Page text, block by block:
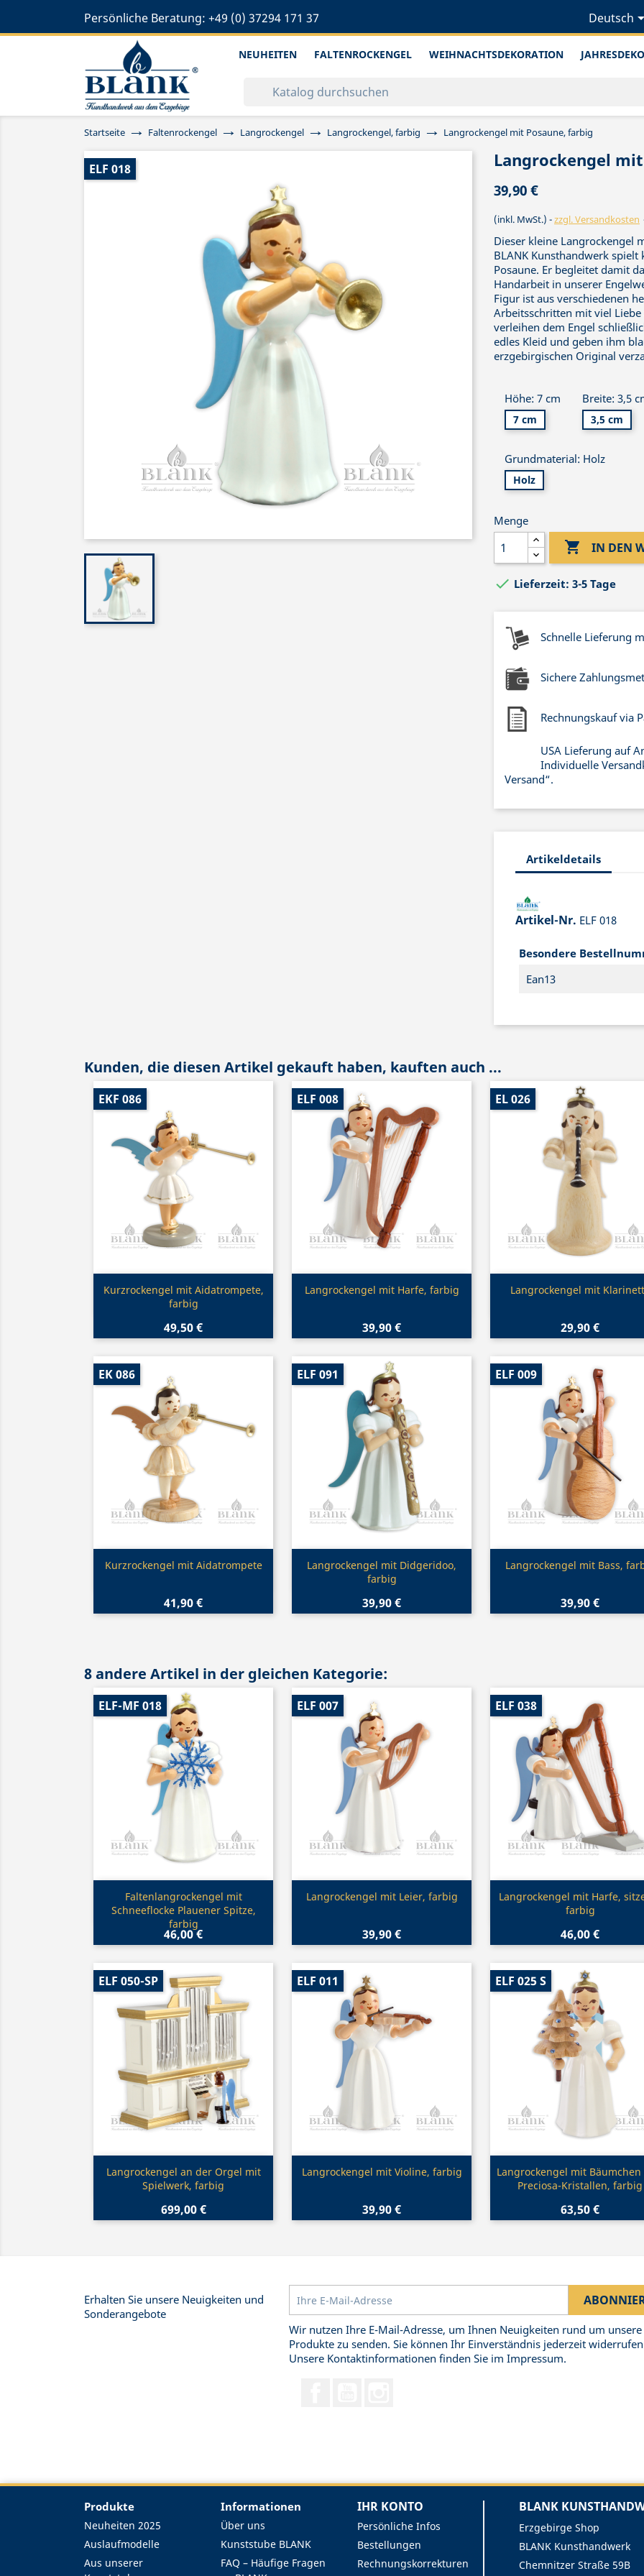
Persönliche Beratung: +49 (0) 37294 171 37 Deutsch
NEUHEITEN FALTENROCKENGEL WEIHNACHTSDEKORATION
Startseite Faltenrockengel Langrockengel Langrockengel, farbig Langrockengel mit Posaune, farbig
ELF 018 Langrockengel
39,90 €
(inkl. MwSt.) zzgl. Versandkosten
Dieser kleine Langrockengel
BLANK Kunsthandwerk
Posaune. Er begleitet damit
Handarbeit in unserer
Figur ist aus verschiedenen
Arbeitsschritten mit viel
verleihen dem Engel
edles Kleid und geben ihm
erzgebirgischen Original
Höhe: 7 cm
7 cm
Breite: 3,5
3,5 cm
Grundmaterial: Holz
Holz
Menge
 IN DEN
 Lieferzeit: 3-5 Tage
Schnelle Lieferung
Sichere
Rechnungskauf via
USA Lieferung auf
Individuelle
Versand“.
Artikeldetails
Artikel-Nr. ELF 018
Besondere
Ean13
Kunden, die diesen Artikel gekauft haben, kauften auch ...
Vorschau
Kurzrockengel mit Aidatrompete,
farbig
49,50 €
EKF 086
Vorschau
Langrockengel mit Harfe, farbig
39,90 €
ELF 008
Vorschau
Langrockengel mit
29,90 €
EL 026
Vorschau
Kurzrockengel mit Aidatrompete
41,90 €
EK 086
Vorschau
Langrockengel mit Didgeridoo,
farbig
39,90 €
ELF 091
Vorschau
Langrockengel mit Bass,
39,90 €
ELF 009
8 andere Artikel in der gleichen Kategorie:
Vorschau
Faltenlangrockengel mit
Schneeflocke Plauener Spitze,
farbig
46,00 €
ELF-MF 018
Vorschau
Langrockengel mit Leier, farbig
39,90 €
ELF 007
Vorschau
Langrockengel mit Harfe,
farbig
46,00 €
ELF 038
Vorschau
Langrockengel an der Orgel mit
Spielwerk, farbig
699,00 €
ELF 050-SP
Vorschau
Langrockengel mit Violine, farbig
39,90 €
ELF 011
Vorschau
Langrockengel mit
Preciosa-Kristallen, farbig
63,50 €
ELF 025 S
Erhalten Sie unsere Neuigkeiten und
Sonderangebote
Wir nutzen Ihre E-Mail-Adresse, um Ihnen Neuigkeiten rund um unsere
Produkte zu senden. Sie können Ihr Einverständnis jederzeit
Unsere Kontaktinformationen finden Sie im Impressum.
Produkte
Neuheiten 2025
Auslaufmodelle
Aus unserer
Informationen
Über uns
Kunststube BLANK
FAQ – Häufige Fragen
IHR KONTO
Persönliche Infos
Bestellungen
Rechnungskorrekturen
BLANK
Erzgebirge Shop
BLANK Kunsthandwerk
Chemnitzer Straße 59B